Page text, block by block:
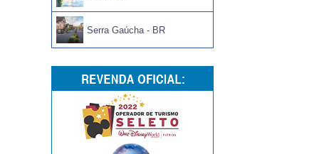
Serra Gaúcha - BR